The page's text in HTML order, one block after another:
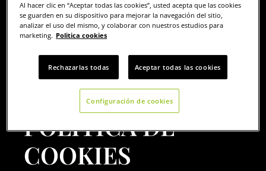
POLÍTICA DE
COOKIES
Al hacer clic en “Aceptar todas las cookies”, usted acepta que las cookies
se guarden en su dispositivo para mejorar la navegación del sitio,
analizar el uso del mismo, y colaborar con nuestros estudios para
marketing. Politica cookies
Rechazarlas todas Aceptar todas las cookies
Configuración de cookies